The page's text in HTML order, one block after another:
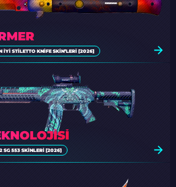
İYI STILETTO KNIFE SKIN’LERI [2026]
SG 553 SKINLERI [2026]